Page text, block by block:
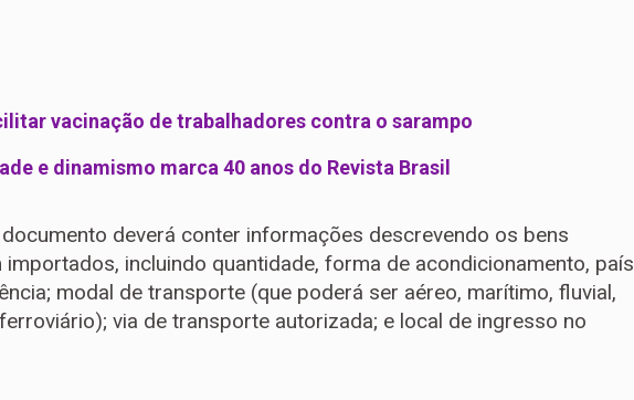
vacinação de trabalhadores contra o sarampo
e dinamismo marca 40 anos do Revista Brasil
deverá conter informações descrevendo os bens
incluindo quantidade, forma de acondicionamento, país
modal de transporte (que poderá ser aéreo, marítimo, fluvial,
via de transporte autorizada; e local de ingresso no